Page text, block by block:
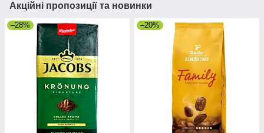
Акційні пропозиції та новинки
–28% –20%